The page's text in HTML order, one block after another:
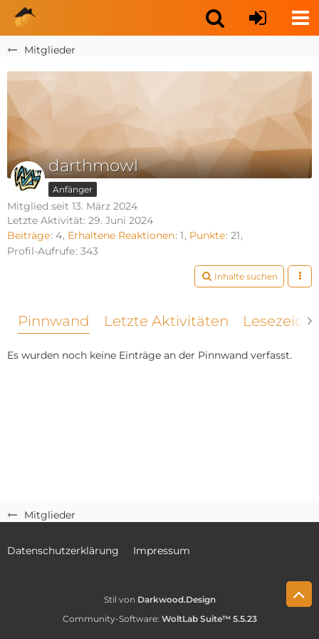
Mitglieder
Mitglieder
darthmowl
Anfänger
Mitglied seit 13. März 2024
Letzte Aktivität: 29. Juni 2024
Beiträge 4 Erhaltene Reaktionen 1 Punkte 21
Profil-Aufrufe 343
Inhalte suchen
Pinnwand Letzte Aktivitäten
Es wurden noch keine Einträge an der Pinnwand verfasst.
Datenschutzerklärung Impressum
Stil von Darkwood.Design
Community-Software: WoltLab Suite™ 5.5.23